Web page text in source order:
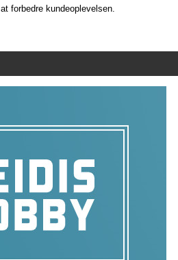
forbedre kundeoplevelsen.